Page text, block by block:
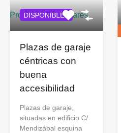
Propiedades similares
DISPONIBLES
Plazas de garaje
céntricas con
buena
accesibilidad
Plazas de garaje,
situadas en edificio C/
Mendizábal esquina